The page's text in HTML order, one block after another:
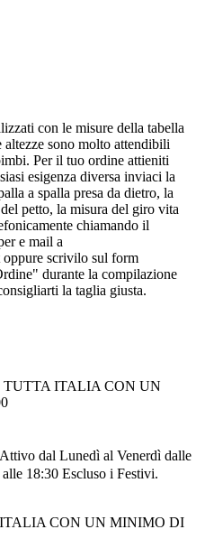
con le misure della tabella
altezze sono molto attendibili
Per il tuo ordine attieniti
esigenza diversa inviaci la
a spalla presa da dietro, la
petto, la misura del giro vita
chiamando il
e mail a
scrivilo sul form
durante la compilazione
la taglia giusta.
TUTTA ITALIA CON UN
dal Lunedì al Venerdì dalle
18:30 Escluso i Festivi.
CON UN MINIMO DI